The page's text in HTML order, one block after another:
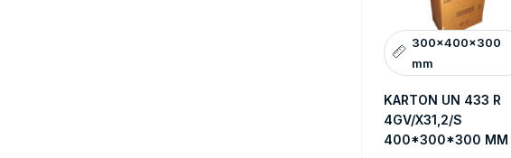
KARTON UN 433 R
4GV/X31,2/S
400*300*300 MM
300x400x300
mm